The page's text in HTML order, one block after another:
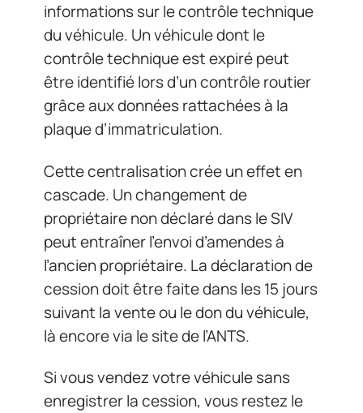
informations sur le contrôle technique
du véhicule. Un véhicule dont le
contrôle technique est expiré peut
être identifié lors d’un contrôle routier
grâce aux données rattachées à la
plaque d’immatriculation.
Cette centralisation crée un effet en
cascade. Un changement de
propriétaire non déclaré dans le SIV
peut entraîner l’envoi d’amendes à
l’ancien propriétaire. La déclaration de
cession doit être faite dans les 15 jours
suivant la vente ou le don du véhicule,
là encore via le site de l’ANTS.
Si vous vendez votre véhicule sans
enregistrer la cession, vous restez le